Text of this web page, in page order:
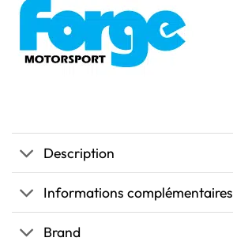
Description
Informations complémentaires
Brand